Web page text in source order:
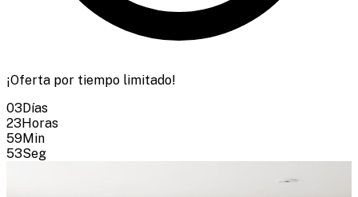
¡Oferta por tiempo limitado!
03Días
23Horas
59Min
51Seg